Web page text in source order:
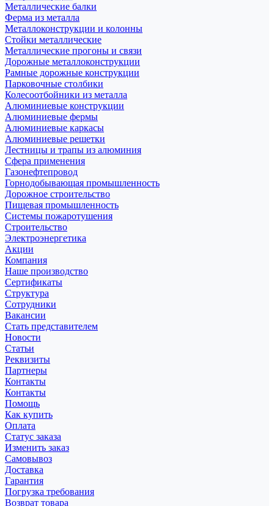
Металлические балки
Ферма из металла
Металлоконструкции и колонны
Стойки металлические
Металлические прогоны и связи
Дорожные металлоконструкции
Рамные дорожные конструкции
Парковочные столбики
Колесоотбойники из металла
Алюминиевые конструкции
Алюминиевые фермы
Алюминиевые каркасы
Алюминиевые решетки
Лестницы и трапы из алюминия
Сфера применения
Газонефтепровод
Горнодобывающая промышленность
Дорожное строительство
Пищевая промышленность
Системы пожаротушения
Строительство
Электроэнергетика
Акции
Компания
Наше производство
Сертификаты
Структура
Сотрудники
Вакансии
Стать представителем
Новости
Статьи
Реквизиты
Партнеры
Контакты
Контакты
Помощь
Как купить
Оплата
Статус заказа
Изменить заказ
Самовывоз
Доставка
Гарантия
Погрузка требования
Возврат товара